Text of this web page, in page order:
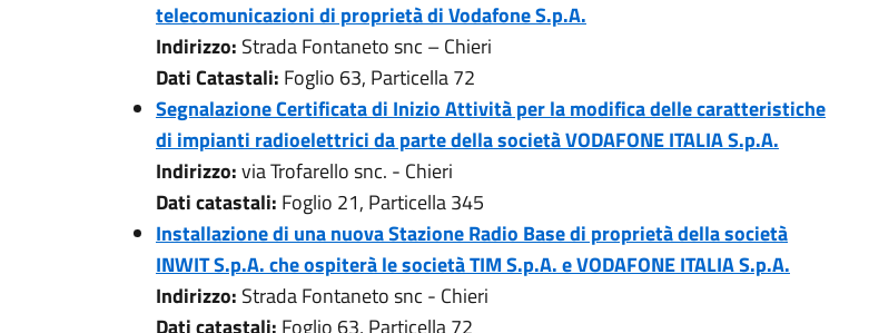
telecomunicazioni di proprietà di Vodafone S.p.A.
Indirizzo: Strada Fontaneto snc – Chieri
Dati Catastali: Foglio 63, Particella 72
Segnalazione Certificata di Inizio Attività per la modifica delle caratteristiche
di impianti radioelettrici da parte della società VODAFONE ITALIA S.p.A.
Indirizzo:via Trofarello snc. - Chieri
Dati catastali: Foglio 21, Particella 345
Installazione di una nuova Stazione Radio Base di proprietà della società
INWIT S.p.A. che ospiterà le società TIM S.p.A. e VODAFONE ITALIA S.p.A.
Indirizzo: Strada Fontaneto snc - Chieri
Dati catastali: Foglio 63, Particella 72